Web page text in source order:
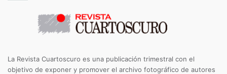
La Revista Cuartoscuro es una publicación trimestral con el
objetivo de exponer y promover el archivo fotográfico de autores